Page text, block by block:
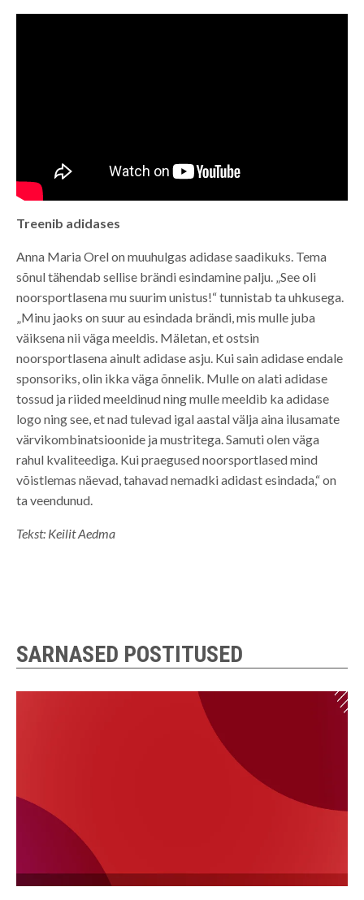
Treenib adidases
Anna Maria Orel on muuhulgas adidase saadikuks. Tema
sõnul tähendab sellise brändi esindamine palju. „See oli
noorsportlasena mu suurim unistus!“ tunnistab ta uhkusega.
„Minu jaoks on suur au esindada brändi, mis mulle juba
väiksena nii väga meeldis. Mäletan, et ostsin
noorsportlasena ainult adidase asju. Kui sain adidase endale
sponsoriks, olin ikka väga õnnelik. Mulle on alati adidase
tossud ja riided meeldinud ning mulle meeldib ka adidase
logo ning see, et nad tulevad igal aastal välja aina ilusamate
värvikombinatsioonide ja mustritega. Samuti olen väga
rahul kvaliteediga. Kui praegused noorsportlased mind
võistlemas näevad, tahavad nemadki adidast esindada,“ on
ta veendunud.
Tekst: Keilit Aedma
SARNASED POSTITUSED